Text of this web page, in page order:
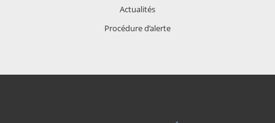
Actualités
Procédure d’alerte